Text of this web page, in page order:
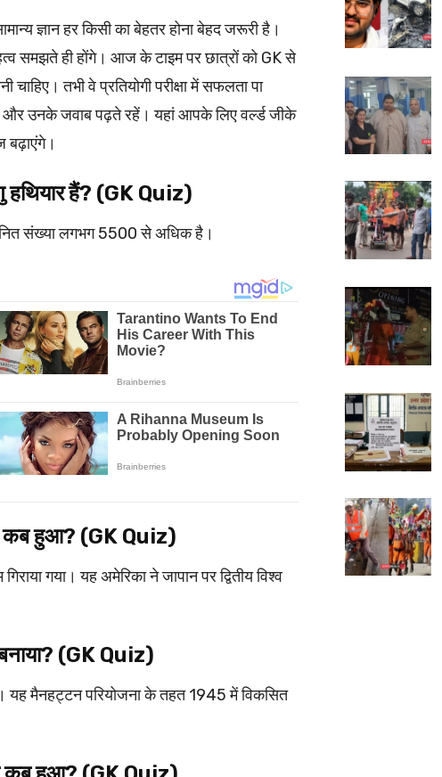
ज्ञान हर किसी का बेहतर होना बेहद जरूरी है।
समझते ही होंगे। आज के टाइम पर छात्रों को GK से
तभी वे प्रतियोगी परीक्षा में सफलता पा
और उनके जवाब पढ़ते रहें। यहां आपके लिए वर्ल्ड जीके
हथियार हैं? (GK Quiz)
संख्या लगभग 5500 से अधिक है।
कब हुआ? (GK Quiz)
गया। यह अमेरिका ने जापान पर द्वितीय विश्व
(GK Quiz)
यह मैनहट्टन परियोजना के तहत 1945 में विकसित